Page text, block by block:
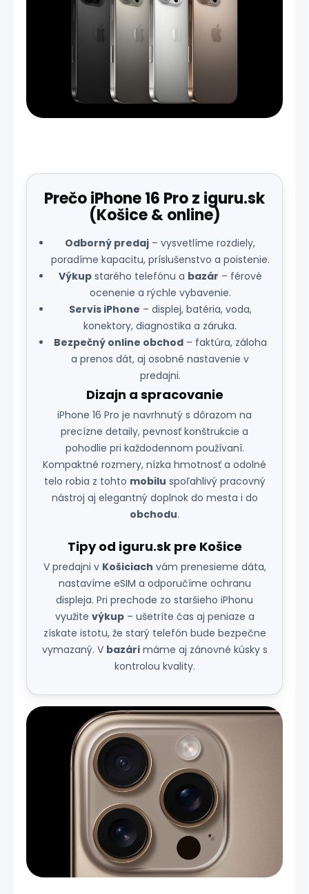
Prečo iPhone 16 Pro z iguru.sk
(Košice & online)
Odborný predaj – vysvetlíme rozdiely,
poradíme kapacitu, príslušenstvo a poistenie.
Výkupstarého telefónu a bazár – férové
ocenenie a rýchle vybavenie.
Servis iPhone – displej, batéria, voda,
konektory, diagnostika a záruka.
Bezpečný online obchod– faktúra, záloha
a prenos dát, aj osobné nastavenie v
predajni.
Dizajn a spracovanie
iPhone 16 Pro je navrhnutý s dôrazom na
precízne detaily, pevnosť konštrukcie a
pohodlie pri každodennom používaní.
Kompaktné rozmery, nízka hmotnosť a odolné
telo robia z tohto mobilu spoľahlivý pracovný
nástroj aj elegantný doplnok do mesta i do
obchodu.
Tipy od iguru.sk pre Košice
V predajni v Košiciach vám prenesieme dáta,
nastavíme eSIM a odporučíme ochranu
displeja. Pri prechode zo staršieho iPhonu
využite výkup– ušetríte čas aj peniaze a
získate istotu, že starý telefón bude bezpečne
vymazaný. V bazárimáme aj zánovné kúsky s
kontrolou kvality.